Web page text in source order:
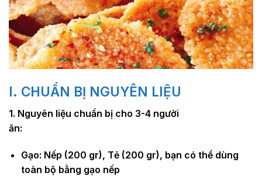
I. CHUẨN BỊ NGUYÊN LIỆU
1. Nguyên liệu chuẩn bị cho 3-4 người
ăn:
Gạo: Nếp (200 gr), Tẻ (200 gr), bạn có thể dùng
toàn bộ bằng gạo nếp